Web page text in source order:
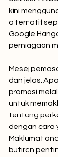
kini
alternatif
Google
perniagaan
Mesej
dan jelas.
promosi
untuk
tentang
dengan cara
Maklumat
butiran